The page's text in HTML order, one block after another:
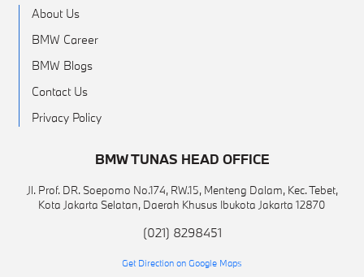
About Us
BMW Career
BMW Blogs
Contact Us
Privacy Policy
BMW TUNAS HEAD OFFICE
Jl. Prof. DR. Soepomo No.174, RW.15, Menteng Dalam, Kec. Tebet,
Kota Jakarta Selatan, Daerah Khusus Ibukota Jakarta 12870
(021) 8298451
Get Direction on Google Maps